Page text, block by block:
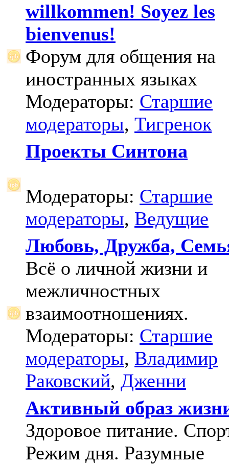
willkommen! Soyez les
bienvenus!
Форум для общения на
иностранных языках
Модераторы: Старшие
модераторы, Тигренок
Проекты Синтона
Модераторы: Старшие
модераторы, Ведущие
Любовь, Дружба,
Всё о личной жизни и
межличностных
взаимоотношениях.
Модераторы: Старшие
модераторы, Владимир
Раковский, Дженни
Активный образ
Здоровое питание.
Режим дня. Разумные